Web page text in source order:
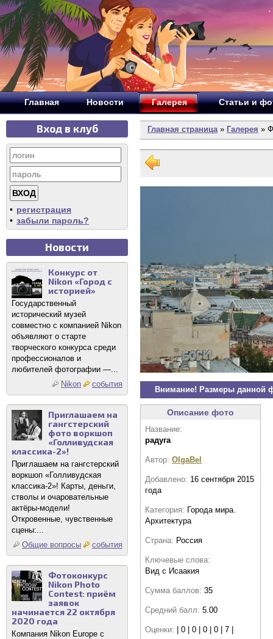
Главная Новости Галерея Статьи и
Вход в клуб
• регистрация
• забыли пароль?
Новости
Конкурс от
Nikon «Город с
историей»
Государственный
исторический музей
совместно с компанией Nikon
объявляют о старте
творческого конкурса среди
профессионалов и
любителей фотографии —...
Nikon
события
Приглашаем на
гангстерский
фото воркшоп
«Голливудская
классика-2»!
Приглашаем на гангстерский
воркшоп «Голливудская
классика-2»! Карты, деньги,
стволы и очаровательные
актёры-модели!
Откровенные, чувственные
сцены:...
Общие вопросы
события
Фотоконкурс
Nikon Photo
Contest: приём
заявок
начинается 22 октября
2020 года
Компания Nikon Europe с
Главная страница» Галерея »
Внимание! Размеры данной
Описание фото
Название:
радуга
Автор: OlgaBel
Добавлено: 16 сентября 2015
года
Категория: Города мира.
Архитектура
Страна: Россия
Ключевые слова:
Вид с Исаакия
Сумма баллов: 35
Средний балл: 5.00
Оценки: | 0 | 0 | 0 | 0 | 7 |